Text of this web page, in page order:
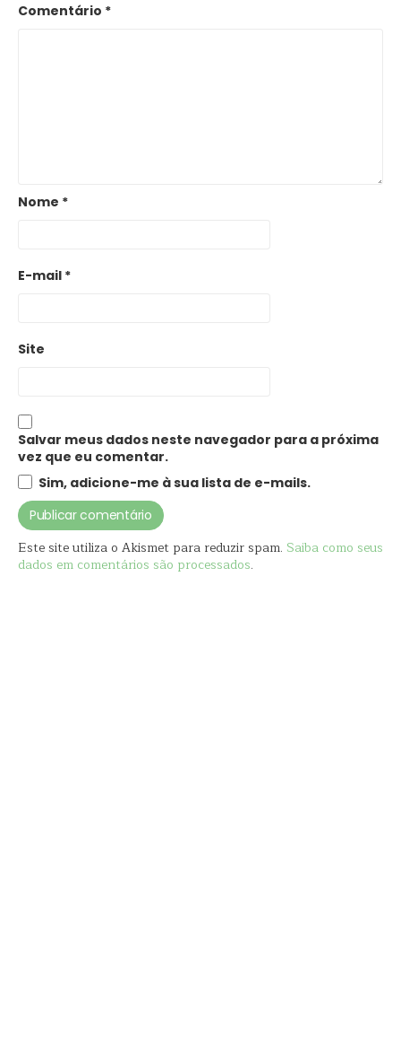
Comentário *
Nome *
E-mail *
Site
Salvar meus dados neste navegador para a próxima
vez que eu comentar.
Sim, adicione-me à sua lista de e-mails.
Este site utiliza o Akismet para reduzir spam. Saiba como seus
dados em comentários são processados.